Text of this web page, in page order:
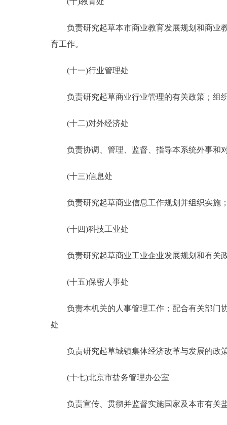
负责研究起草本市商业教育发展规划和商业教
育工作。
(十一)行业管理处
负责研究起草商业行业管理的有关政策；组织
(十二)对外经济处
负责协调、管理、监督、指导本系统外事和
(十三)信息处
负责研究起草商业信息工作规划并组织实施
(十四)科技工业处
负责研究起草商业工业企业发展规划和有关
(十五)保密人事处
负责本机关的人事管理工作；配合有关部门
处
负责研究起草城镇集体经济改革与发展的政策
(十七)北京市盐务管理办公室
负责宣传、贯彻并监督实施国家及本市有关